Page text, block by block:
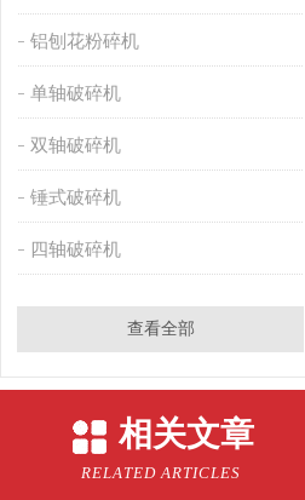
铝刨花粉碎机
单轴破碎机
双轴破碎机
锤式破碎机
四轴破碎机
查看全部
相关文章
RELATED ARTICLES